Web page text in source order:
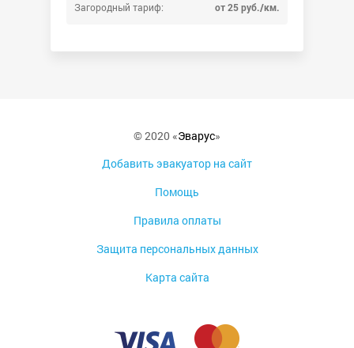
Загородный тариф: от 25 руб./км.
© 2020 «Эварус»
Добавить эвакуатор на сайт
Помощь
Правила оплаты
Защита персональных данных
Карта сайта